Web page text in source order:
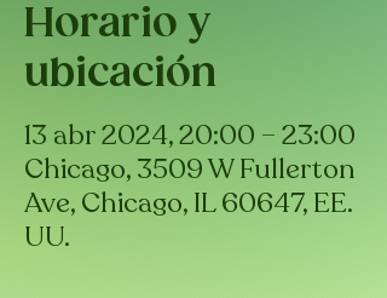
Horario y
ubicación
13 abr 2024, 20:00 – 23:00
Chicago, 3509 W Fullerton
Ave, Chicago, IL 60647, EE.
UU.